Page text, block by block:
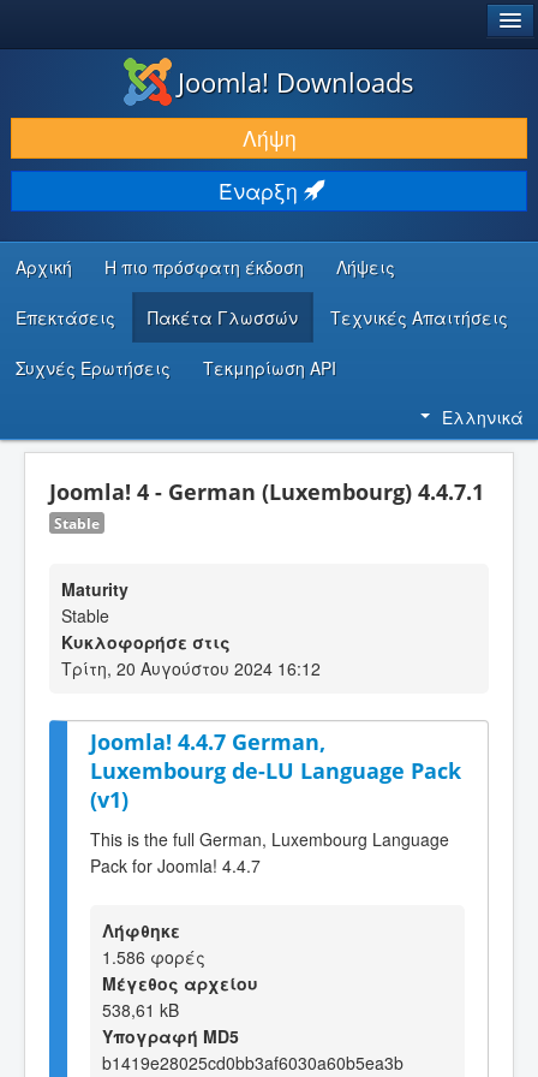
ΛΉΨΕΙΣ & ΕΠΕΚΤΆΣΕΙΣ
ΕΎΡΕΣΗ & ΜΆΘΗΣΗ
ΚΟΙΝΌΤΗΤΑ & ΥΠΟΣΤΉΡΙΞΗ
ΠΌΡΟΙ ΠΡΟΓΡΑΜΜΑΤΙΣΤΏΝ
Joomla! Downloads
Λήψη
Έναρξη
Αρχική Η πιο πρόσφατη έκδοση Λήψεις
Επεκτάσεις Πακέτα Γλωσσών Τεχνικές Απαιτήσεις
Συχνές Ερωτήσεις Τεκμηρίωση API
Ελληνικά
Joomla! 4 - German (Luxembourg) 4.4.7.1
Stable
Maturity
Stable
Κυκλοφορήσε στις
Τρίτη, 20 Αυγούστου 2024 16:12
Joomla! 4.4.7 German,
Luxembourg de-LU Language Pack
(v1)
This is the full German, Luxembourg Language
Pack for Joomla! 4.4.7
Λήφθηκε
1.586 φορές
Μέγεθος αρχείου
538,61 kB
Υπογραφή MD5
b1419e28025cd0bb3af6030a60b5ea3b